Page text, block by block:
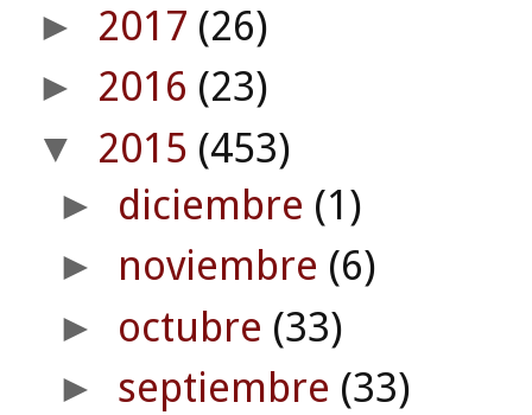
► 2017 (26)
► 2016 (23)
▼ 2015 (453)
► diciembre (1)
► noviembre (6)
► octubre (33)
► septiembre (33)